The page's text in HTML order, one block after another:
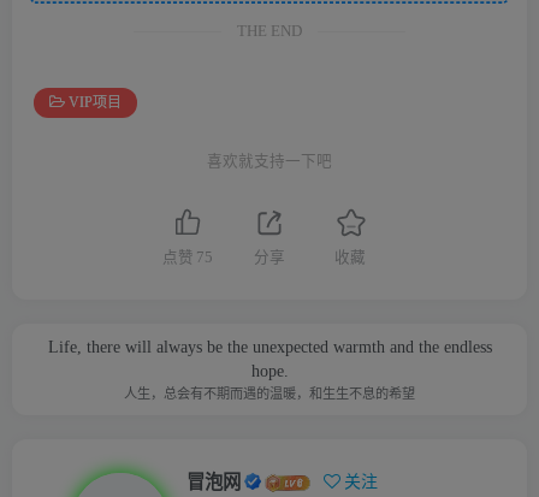
THE END
VIP项目
喜欢就支持一下吧
点赞 75 分享 收藏
Life, there will always be the unexpected warmth and the endless
hope.
人生，总会有不期而遇的温暖，和生生不息的希望
冒泡网 关注